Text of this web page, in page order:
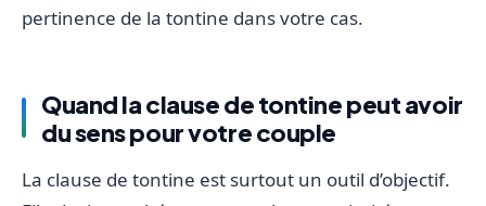
pertinence de la tontine dans votre cas.
Quand la clause de tontine peut avoir
du sens pour votre couple
La clause de tontine est surtout un outil d’objectif.